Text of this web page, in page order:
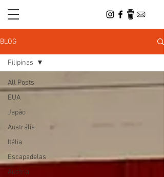
BLOG
All Posts
EUA
Japão
Austrália
Itália
Escapadelas
Austria
Filipinas